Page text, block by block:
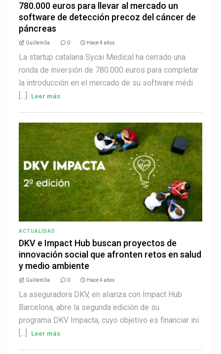
780.000 euros para llevar al mercado un
software de detección precoz del cáncer de
páncreas
Guillem3a 0 Hace 4 años
La startup catalana Sycai Medical ha cerrado una
ronda de inversión de 780.000 euros para completar
la introducción en el mercado de su software médi
[...]
Leer más
ACTUALIDAD
DKV e Impact Hub buscan proyectos de
innovación social que afronten retos en salud
y medio ambiente
Guillem3a 0 Hace 4 años
La aseguradora DKV, en alianza con Impact Hub
Barcelona, abre la segunda edición de su
programa DKV Impacta, cuyo objetivo es financiar ini
[...]
Leer más